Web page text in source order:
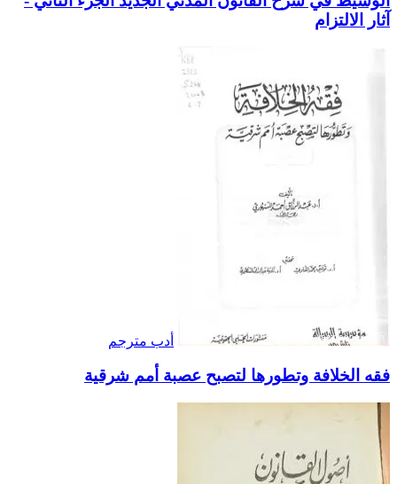
آثار الالتزام
أدب مترجم
فقه الخلافة وتطورها لتصبح عصبة أمم شرقية